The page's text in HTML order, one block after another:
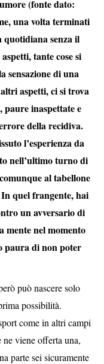
(fonte dato:
una volta terminati
senza il
tante cose si
sensazione di una
aspetti, ci si trova
paure inaspettate e
della recidiva.
l’esperienza da
nell’ultimo turno di
al tabellone
quel frangente, hai
un avversario di
mente nel momento
paura di non poter
può nascere solo
possibilità.
come in altri campi
viene offerta una,
parte sei sicuramente